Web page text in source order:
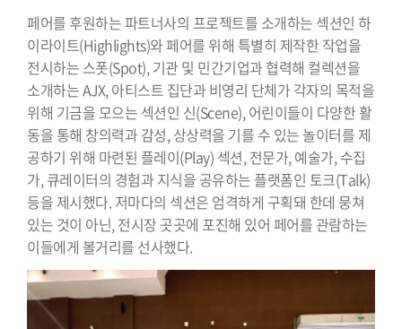
페어를 후원하는 파트너사의 프로젝트를 소개하는 섹션인 하
이라이트(Highlights)와 페어를 위해 특별히 제작한 작업을
전시하는 스폿(Spot), 기관 및 민간기업과 협력해 컬렉션을
소개하는 AJX, 아티스트 집단과 비영리 단체가 각자의 목적을
위해 기금을 모으는 섹션인 신(Scene), 어린이들이 다양한 활
동을 통해 창의력과 감성, 상상력을 기를 수 있는 놀이터를 제
공하기 위해 마련된 플레이(Play) 섹션, 전문가, 예술가, 수집
가, 큐레이터의 경험과 지식을 공유하는 플랫폼인 토크(Talk)
등을 제시했다. 저마다의 섹션은 엄격하게 구획돼 한데 뭉쳐
있는 것이 아닌, 전시장 곳곳에 포진해 있어 페어를 관람하는
이들에게 볼거리를 선사했다.